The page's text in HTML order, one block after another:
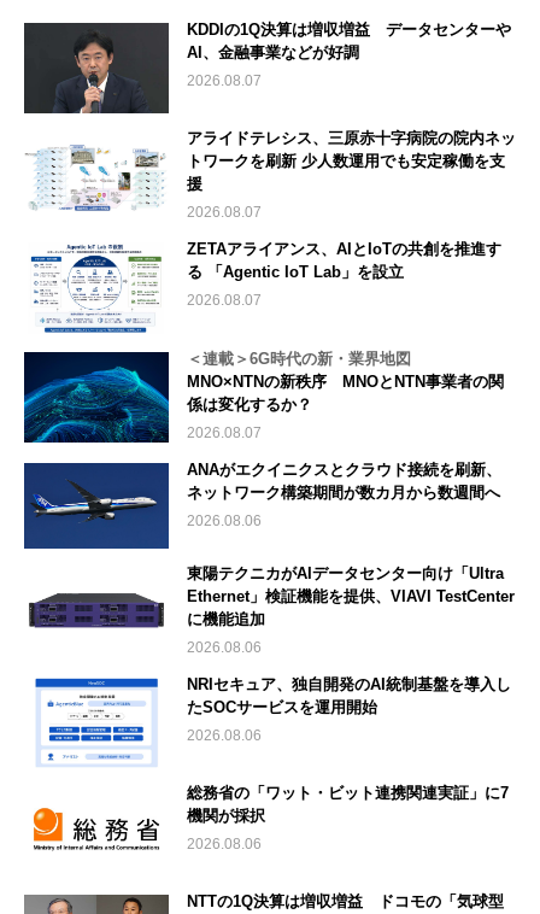
KDDIの1Q決算は増収増益 データセンターや
AI、金融事業などが好調
2026.08.07
アライドテレシス、三原赤十字病院の院内ネッ
トワークを刷新 少人数運用でも安定稼働を支
援
2026.08.07
ZETAアライアンス、AIとIoTの共創を推進す
る 「Agentic IoT Lab」を設立
2026.08.07
＜連載＞6G時代の新・業界地図
MNO×NTNの新秩序 MNOとNTN事業者の関
係は変化するか？
2026.08.07
ANAがエクイニクスとクラウド接続を刷新、
ネットワーク構築期間が数カ月から数週間へ
2026.08.06
東陽テクニカがAIデータセンター向け「Ultra
Ethernet」検証機能を提供、VIAVI TestCenter
に機能追加
2026.08.06
NRIセキュア、独自開発のAI統制基盤を導入し
たSOCサービスを運用開始
2026.08.06
総務省の「ワット・ビット連携関連実証」に7
機関が採択
2026.08.06
NTTの1Q決算は増収増益 ドコモの「気球型